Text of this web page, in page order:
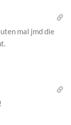
mal jmd die